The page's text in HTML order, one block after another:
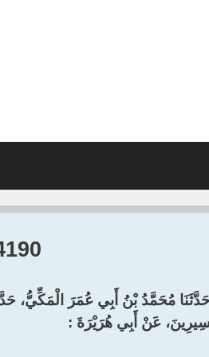
مُحَمَّدُ بْنُ أَبِي عُمَرَ الْمَكِّيُّ،
عَنْ أَبِي هُرَيْرَةَ :‏